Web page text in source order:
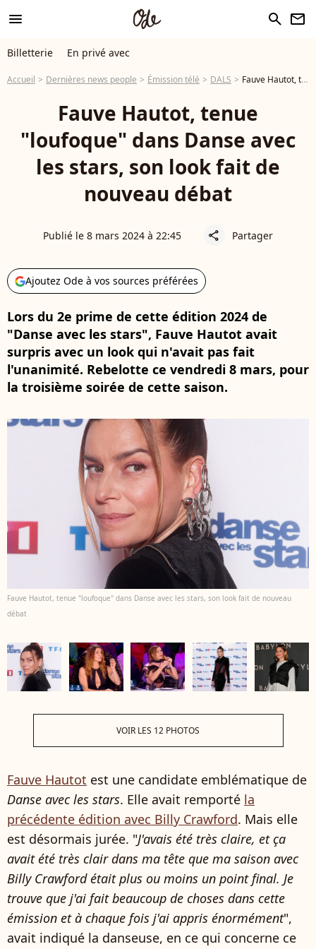
menu search newsletter
Billetterie En privé avec
Accueil Dernières news people Émission télé DALS Fauve Hautot, tenue "loufoque" dans Danse avec les stars, son look fait de nouveau débat
Fauve Hautot, tenue
"loufoque" dans Danse avec
les stars, son look fait de
nouveau débat
Publié le 8 mars 2024 à 22:45 share Partager
Ajoutez Ode à vos sources préférées
Lors du 2e prime de cette édition 2024 de
"Danse avec les stars", Fauve Hautot avait
surpris avec un look qui n'avait pas fait
l'unanimité. Rebelotte ce vendredi 8 mars, pour
la troisième soirée de cette saison.
Fauve Hautot, tenue "loufoque" dans Danse avec les stars, son look fait de nouveau
débat
VOIR LES 12 PHOTOS
Fauve Hautot est une candidate emblématique de
Danse avec les stars. Elle avait remporté la
précédente édition avec Billy Crawford. Mais elle
est désormais jurée. "J'avais été très claire, et ça
avait été très clair dans ma tête que ma saison avec
Billy Crawford était plus ou moins un point final. Je
trouve que j'ai fait beaucoup de choses dans cette
émission et à chaque fois j'ai appris énormément",
avait indiqué la danseuse, en ce qui concerne ce